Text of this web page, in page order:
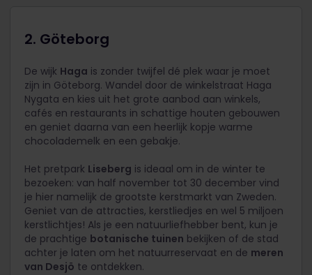
2. Göteborg
De wijk Haga is zonder twijfel dé plek waar je moet
zijn in Göteborg. Wandel door de winkelstraat Haga
Nygata en kies uit het grote aanbod aan winkels,
cafés en restaurants in schattige houten gebouwen
en geniet daarna van een heerlijk kopje warme
chocolademelk en een gebakje.
Het pretpark Liseberg is ideaal om in de winter te
bezoeken: van half november tot 30 december vind
je hier namelijk de grootste kerstmarkt van Zweden.
Geniet van de attracties, kerstliedjes en wel 5 miljoen
kerstlichtjes! Als je een natuurliefhebber bent, kun je
de prachtige botanische tuinen bekijken of de stad
achter je laten om het natuurreservaat en de meren
van Desjö te ontdekken.